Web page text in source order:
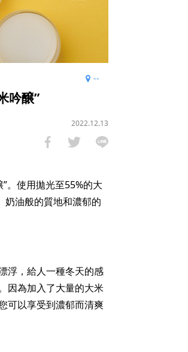
--
吟醸”
2022.12.13
。使用拋光至55%的大
奶油般的質地和濃郁的
浮，給人一種冬天的感
因為加入了大量的大米
可以享受到濃郁而清爽